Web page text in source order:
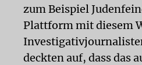
zum Beispiel
Plattform mit diesem
deckten auf, dass das